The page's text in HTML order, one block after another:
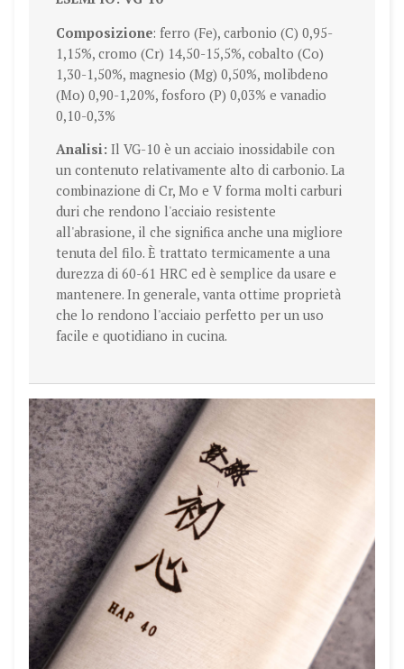
Composizione: ferro (Fe), carbonio (C) 0,95-
1,15%, cromo (Cr) 14,50-15,5%, cobalto (Co)
1,30-1,50%, magnesio (Mg) 0,50%, molibdeno
(Mo) 0,90-1,20%, fosforo (P) 0,03% e vanadio
0,10-0,3%
Analisi: Il VG-10 è un acciaio inossidabile con
un contenuto relativamente alto di carbonio. La
combinazione di Cr, Mo e V forma molti carburi
duri che rendono l'acciaio resistente
all'abrasione, il che significa anche una migliore
tenuta del filo. È trattato termicamente a una
durezza di 60-61 HRC ed è semplice da usare e
mantenere. In generale, vanta ottime proprietà
che lo rendono l'acciaio perfetto per un uso
facile e quotidiano in cucina.